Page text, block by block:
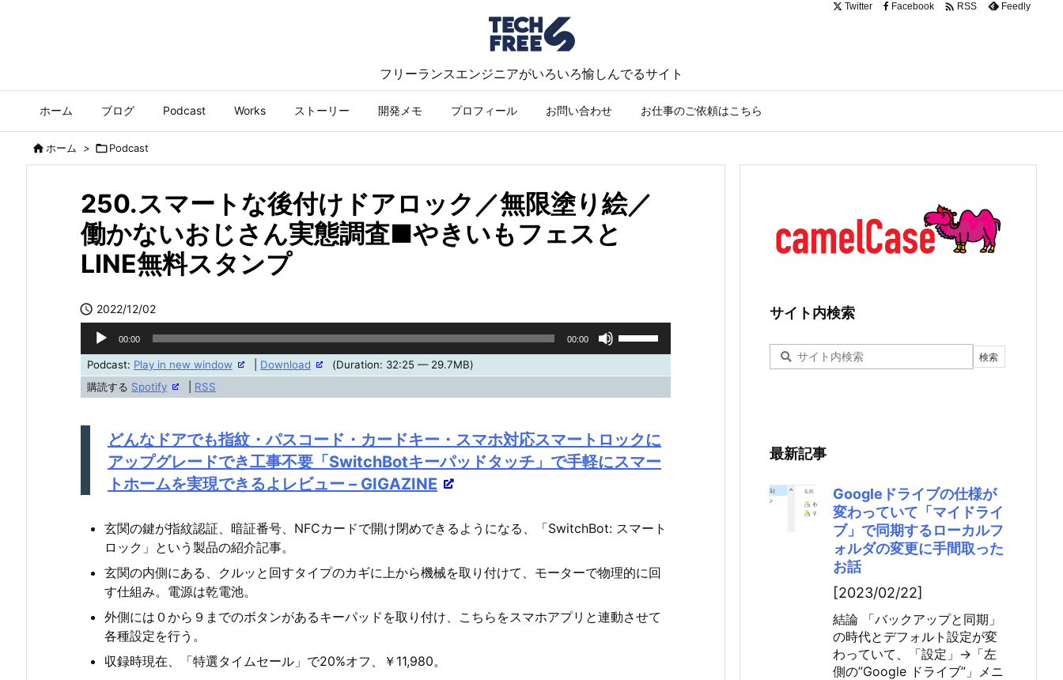
フリーランスエンジニアがいろいろ愉しんでるサイト
ホーム ブログ Podcast Works ストーリー 開発メモ プロフィール お問い合わせ お仕事のご依頼はこちら
Twitter Facebook  RSS Feedly
ホーム > Podcast
250.スマートな後付けドアロック／無限塗り絵／
働かないおじさん実態調査■やきいもフェスと
LINE無料スタンプ
 2022/12/02
声
プ
ー
00:00 00:00
ボ
リ
ュ
調
は
下
印
Podcast: Play in new window Download
(Duration: 32:25 — 29.7MB)
購読する Spotify RSS
どんなドアでも指紋・パスコード・カードキー・スマホ対応スマートロックに
アップグレードでき工事不要「SwitchBotキーパッドタッチ」で手軽にスマー
トホームを実現できるよレビュー – GIGAZINE
玄関の鍵が指紋認証、暗証番号、NFCカードで開け閉めできるようになる、「SwitchBot: スマート
ロック」という製品の紹介記事。
玄関の内側にある、クルッと回すタイプのカギに上から機械を取り付けて、モーターで物理的に回
す仕組み。電源は乾電池。
外側には０から９までのボタンがあるキーパッドを取り付け、こちらをスマホアプリと連動させて
各種設定を行う。
収録時現在、「特選タイムセール」で20%オフ、￥11,980。
サイト内検索
最新記事
Googleドライブの仕様が
変わっていて「マイドライ
ブ」で同期するローカルフ
ォルダの変更に手間取った
お話
[2023/02/22]
結論 「バックアップと同期」
の時代とデフォルト設定が変
わっていて、「設定」→「左
側の”Google ドライブ”」メニ